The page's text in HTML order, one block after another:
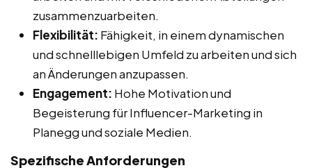
zusammenzuarbeiten.
Flexibilität: Fähigkeit, in einem dynamischen
und schnelllebigen Umfeld zu arbeiten und sich
an Änderungen anzupassen.
Engagement: Hohe Motivation und
Begeisterung für Influencer-Marketing in
Planegg und soziale Medien.
Spezifische Anforderungen